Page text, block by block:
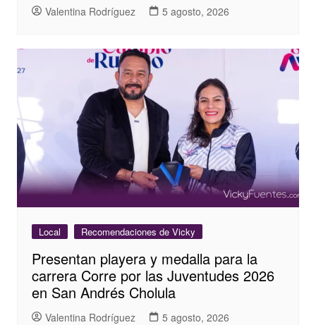
Valentina Rodríguez 5 agosto, 2026
Local Recomendaciones de Vicky
Presentan playera y medalla para la
carrera Corre por las Juventudes 2026
en San Andrés Cholula
Valentina Rodríguez 5 agosto, 2026